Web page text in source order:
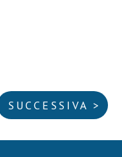
SUCCESSIVA >